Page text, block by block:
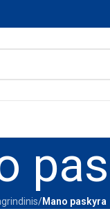
/Mano paskyra